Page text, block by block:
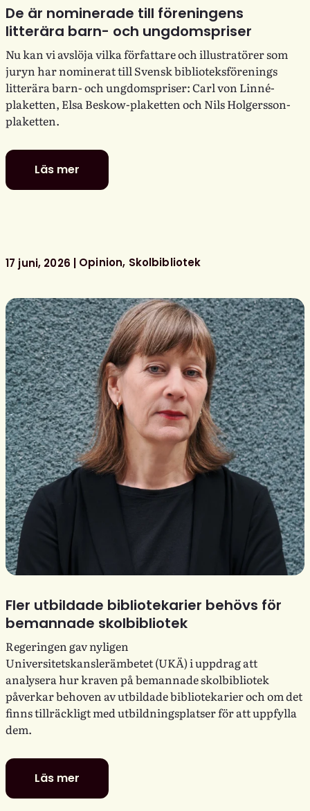
De är nominerade till föreningens
litterära barn- och ungdomspriser
Nu kan vi avslöja vilka författare och illustratörer som
juryn har nominerat till Svensk biblioteksförenings
litterära barn- och ungdomspriser: Carl von Linné-
plaketten, Elsa Beskow-plaketten och Nils Holgersson-
plaketten.
Läs mer
De
är
litterära
ungdomspriser
17 juni, 2026 Opinion Skolbibliotek
Fler utbildade bibliotekarier behövs för
bemannade skolbibliotek
Regeringen gav nyligen
Universitetskanslerämbetet (UKÄ) i uppdrag att
analysera hur kraven på bemannade skolbibliotek
påverkar behoven av utbildade bibliotekarier och om det
finns tillräckligt med utbildningsplatser för att uppfylla
dem.
Läs mer
Fler
utbildade